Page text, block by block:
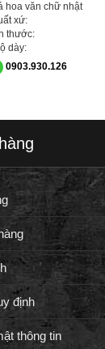
hoa văn chữ nhật
xứ:
thước:
dày:
0903.930.126
định
thông tin